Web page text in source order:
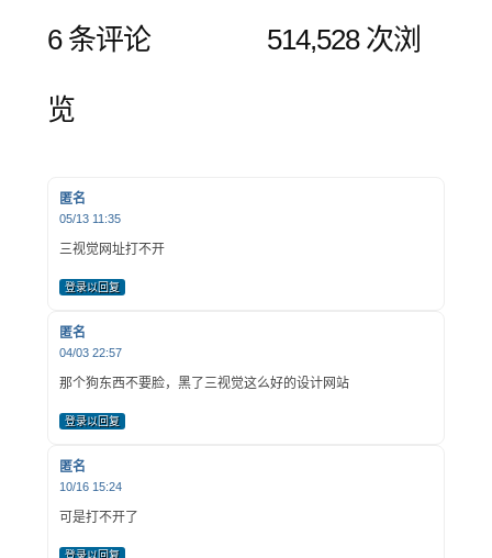
6 条评论 514,528 次浏
览
匿名
05/13 11:35
三视觉网址打不开
登录以回复
匿名
04/03 22:57
那个狗东西不要脸，黑了三视觉这么好的设计网站
登录以回复
匿名
10/16 15:24
可是打不开了
登录以回复